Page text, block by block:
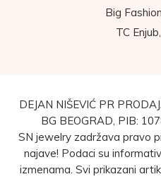
Big
TC
DEJAN NIŠEVIĆ PR
BG BEOGRAD, PIB:
SN jewelry zadržava pravo
najave! Podaci su
izmenama. Svi prikazani